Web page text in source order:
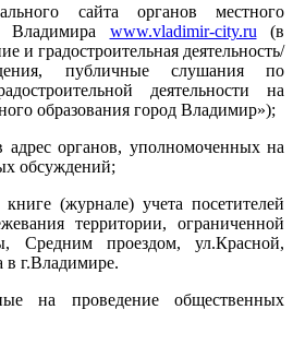
сайта органов местного
Владимира www.vladimir-city.ru (в
и градостроительная деятельность/
публичные слушания по
деятельности на
образования город Владимир»);
органов, уполномоченных на
обсуждений;
(журнале) учета посетителей
территории, ограниченной
Средним проездом, ул.Красной,
в г.Владимире.
на проведение общественных